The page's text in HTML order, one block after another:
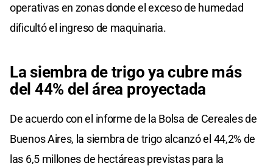
operativas en zonas donde el exceso de humedad
dificultó el ingreso de maquinaria.
La siembra de trigo ya cubre más
del 44% del área proyectada
De acuerdo con el informe de la Bolsa de Cereales de
Buenos Aires, la siembra de trigo alcanzó el 44,2% de
las 6,5 millones de hectáreas previstas para la